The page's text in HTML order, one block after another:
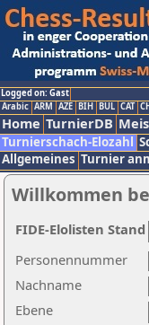
Logged on: Gast
Arabic ARM AZE BIH BUL CAT
Home TurnierDB
Turnierschach-Elozahl
Allgemeines Turnier
Willkommen
Nachname
Ebene
Personennummer
FIDE-Elolisten Stand